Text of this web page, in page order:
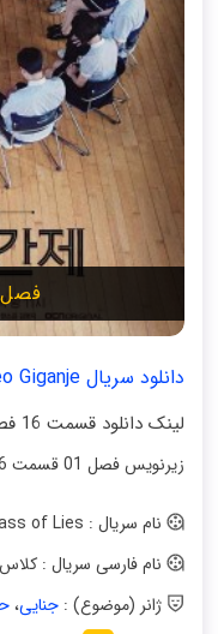
فصل 01 (قسمت 16)
دانلود سریال Miseuteo Giganje با زیرنویس فارسی
لینک دانلود قسمت 16 فصل 01 اضافه شد
زیرنویس فصل 01 قسمت 16 اضافه شد
نام سریال : Class of Lies
نام فارسی سریال :
ژانر (موضوع) :جنایی،